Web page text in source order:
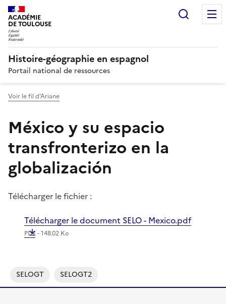
ACADÉMIE
DE TOULOUSE
Histoire-géographie en espagnol
Portail national de ressources
Voir le fil d’Ariane
México y su espacio
transfronterizo en la
globalización
Télécharger le fichier :
Télécharger le document SELO - Mexico.pdf
PDF - 148.02 Ko
SELOGT SELOGT2